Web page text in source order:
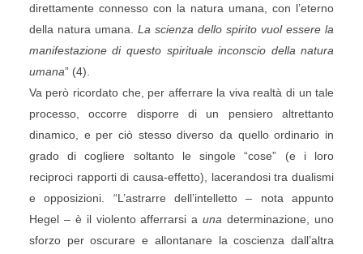
direttamente connesso con la natura umana, con l’eterno
della natura umana. La scienza dello spirito vuol essere la
manifestazione di questo spirituale inconscio della natura
umana” (4).
Va però ricordato che, per afferrare la viva realtà di un tale
processo, occorre disporre di un pensiero altrettanto
dinamico, e per ciò stesso diverso da quello ordinario in
grado di cogliere soltanto le singole “cose” (e i loro
reciproci rapporti di causa-effetto), lacerandosi tra dualismi
e opposizioni. “L’astrarre dell’intelletto – nota appunto
Hegel – è il violento afferrarsi auna determinazione, uno
sforzo per oscurare e allontanare la coscienza dall’altra